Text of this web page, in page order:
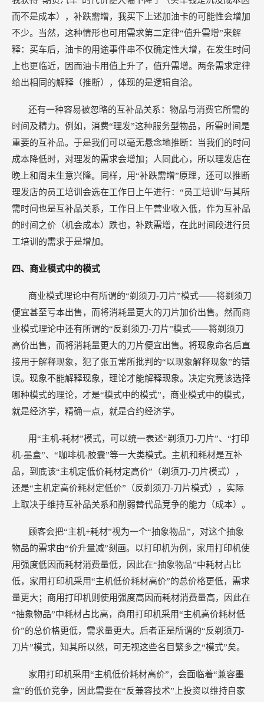
而不是成本），补跌需增，我买下上述加油卡的可能性会增加
不少。当然，这种情形也可用需求第二定律“值升需增”来解
释：买车后，油卡的用途事件串不仅确定性大增，在发生时间
上也更临近，因而油卡用值上升了，值升需增。两条需求定律
给出相同的解释（推断），体现的是逻辑自洽。
还有一种容易被忽略的互补品关系：物品与消费它所需的
时间及精力。例如，消费“理发”这种服务型物品，所需时间是
重要的互补品。于是我们可以毫无悬念地推断：当我们的时间
成本降低时，对理发的需求会增加；人同此心，所以理发店在
晚上和周末生意兴隆。同样，用“补跌需增”原理，还可以推断
理发店的员工培训会选在工作日上午进行：“员工培训”与其所
需时间也是互补品关系，工作日上午营业收入低，作为互补品
的时间之价（机会成本）跌也，补跌需增，在此时间段进行员
工培训的需求于是增加。
四、商业模式中的模式
商业模式理论中有所谓的“剃须刀-刀片”模式——将剃须刀
便宜甚至亏本出售，而将消耗量更大的刀片加价出售。然而商
业模式理论中还有所谓的“反剃须刀-刀片”模式——将剃须刀
高价出售，而将消耗量更大的刀片便宜出售。将现象命名后直
接用于解释现象，犯了张五常所批判的“以现象解释现象”的错
误。现象不能解释现象，理论才能解释现象。决定究竟该选择
哪种模式的理论，才是“模式中的模式”，商业模式中的模式，
就是经济学，精确一点，就是合约经济学。
用“主机-耗材”模式，可以统一表述“剃须刀-刀片”、“打印
机-墨盒”、“咖啡机-胶囊”等一大类模式。主机和耗材是互补
品，到底该“主机定低价耗材定高价”（剃须刀-刀片模式），
还是“主机定高价耗材定低价”（反剃须刀-刀片模式），实际
上取决于维持互补品关系和削弱替代品竞争的能力（成本）。
顾客会把“主机+耗材”视为一个“抽象物品”，对这个抽象
物品的需求由“价升量减”刻画。以打印机为例，家用打印机使
用强度低因而耗材消费量低，因此在“抽象物品”中耗材占比
低，家用打印机采用“主机低价耗材高价”的总价格更低，需求
量更大；商用打印机则使用强度高因而耗材消费量高，因此在
“抽象物品”中耗材占比高，商用打印机采用“主机高价耗材低
价”的总价格更低，需求量更大。后者正是所谓的“反剃须刀-
刀片”模式，知其所以然，可无视这些名目繁多之“模式”矣。
家用打印机采用“主机低价耗材高价”，会面临着“兼容墨
盒”的低价竞争，因此需要在“反兼容技术”上投资以维持自家